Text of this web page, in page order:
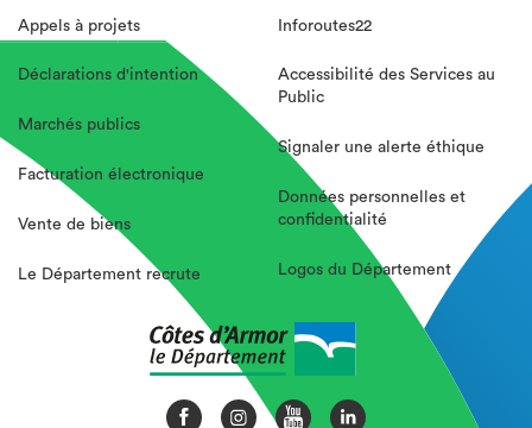
Appels à projets
Déclarations d'intention
Marchés publics
Facturation électronique
Vente de biens
Le Département recrute
Inforoutes22
Accessibilité des Services au
Public
Signaler une alerte éthique
Données personnelles et
confidentialité
Logos du Département